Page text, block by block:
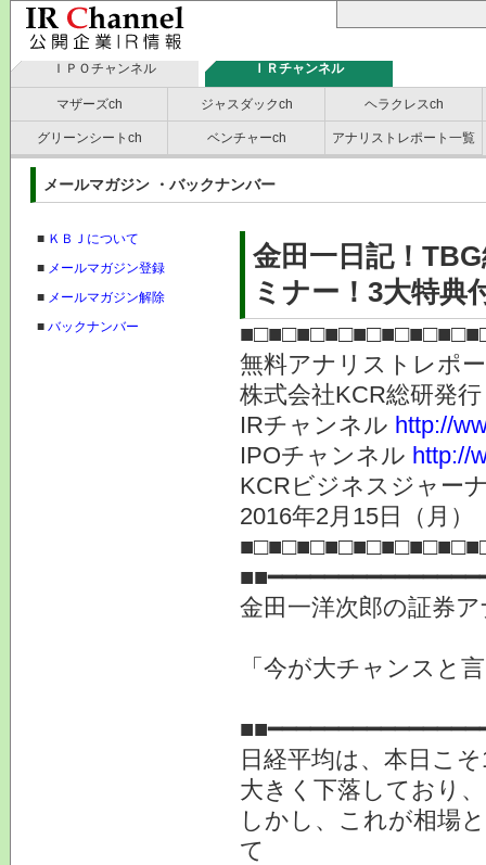
ＩＰＯチャンネル ＩＲチャンネル
マザーズch ジャスダックch ヘラクレスch
グリーンシートch ベンチャーch アナリストレポート一覧
メールマガジン ・バックナンバー
■ ＫＢＪについて
■ メールマガジン登録
■ メールマガジン解除
■ バックナンバー
金田一日記！
ミナー！3大特典
無料アナリストレポ
株式会社
IRチャンネル http://
IPOチャンネル http://
KCRビジネスジャー
2016年2月15日（
金田一洋次郎の証券
「今が大チャンスと
日経平均は、本日こ
大きく下落しており
しかし、これが相場
て